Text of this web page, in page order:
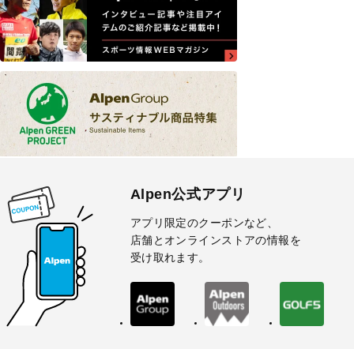
Alpen公式アプリ
アプリ限定のクーポンなど、
店舗とオンラインストアの情報を
受け取れます。